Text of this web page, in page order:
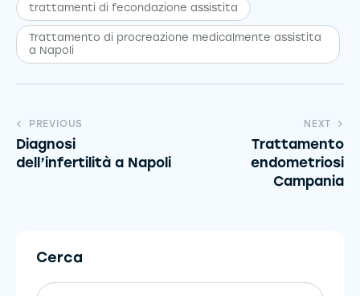
trattamenti di fecondazione assistita
Trattamento di procreazione medicalmente assistita
a Napoli
PREVIOUS
Diagnosi
dell’infertilità a Napoli
NEXT
Trattamento
endometriosi
Campania
Cerca